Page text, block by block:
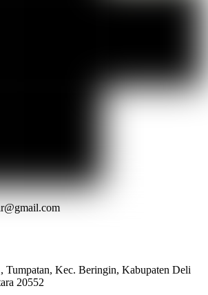
Tumpatan, Kec. Beringin, Kabupaten Deli
20552